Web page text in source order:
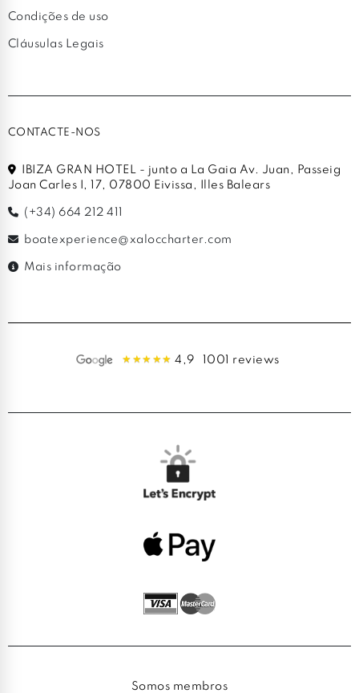
Condições de uso
Cláusulas Legais
CONTACTE-NOS
IBIZA GRAN HOTEL - junto a La Gaia Av. Juan, Passeig
Joan Carles I, 17, 07800 Eivissa, Illes Balears
(+34) 664 212 411
boatexperience@xaloccharter.com
Mais informação
4,9 1001 reviews
Somos membros